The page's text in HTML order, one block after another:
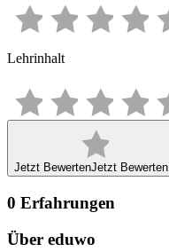
Lehrinhalt
Jetzt BewertenJetzt Bewerten
0 Erfahrungen
Über eduwo